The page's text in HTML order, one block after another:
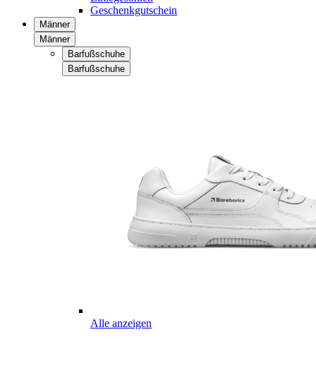
Geschenkgutschein
Männer
Männer
Barfußschuhe
Barfußschuhe
Alle anzeigen